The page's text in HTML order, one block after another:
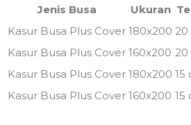
Jenis Busa Ukuran
Kasur Busa Plus Cover 180x200
Kasur Busa Plus Cover 160x200
Kasur Busa Plus Cover 180x200 15
Kasur Busa Plus Cover 160x200 15